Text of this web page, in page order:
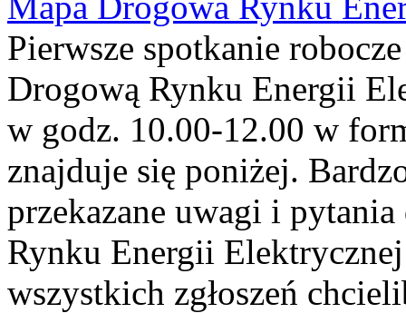
Pierwsze spotkanie
Drogową Rynku Energii
w godz. 10.00-12.00 w
znajduje się poniżej.
przekazane uwagi i
Rynku Energii
wszystkich zgłoszeń